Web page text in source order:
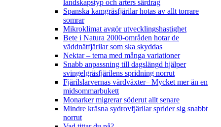
landskapstyp och arters särdrag
Spanska kamgräsfjärilar hotas av allt torrare
somrar
Mikroklimat avgör utvecklingshastighet
Bete i Natura 2000-områden hotar de
väddnätfjärilar som ska skyddas
Nektar – tema med många variationer
Snabb anpassning till dagslängd hjälper
svingelgräsfjärilens spridning norrut
Fjärilslarvernas värdväxter– Mycket mer än en
midsommarbukett
Monarker migrerar söderut allt senare
Mindre kräsna sydrovfjärilar sprider sig snabbt
norrut